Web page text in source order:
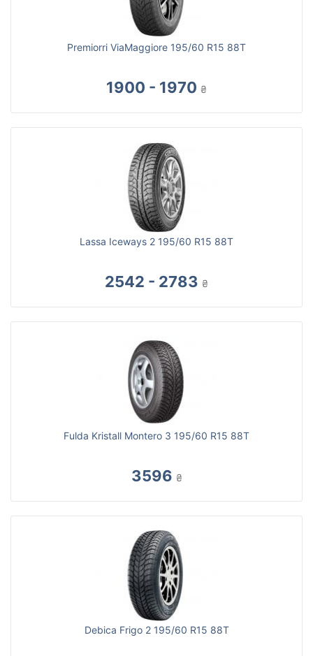
Premiorri ViaMaggiore 195/60 R15 88T
1900 - 1970 ₴
Lassa Iceways 2 195/60 R15 88T
2542 - 2783 ₴
Fulda Kristall Montero 3 195/60 R15 88T
3596 ₴
Debica Frigo 2 195/60 R15 88T